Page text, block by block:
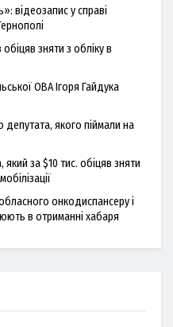
відеозапис у справі
зняти з обліку в
ОВА Ігоря Гайдука
депутата, якого піймали на
за $10 тис. обіцяв зняти
онкодиспансеру і
в отриманні хабаря